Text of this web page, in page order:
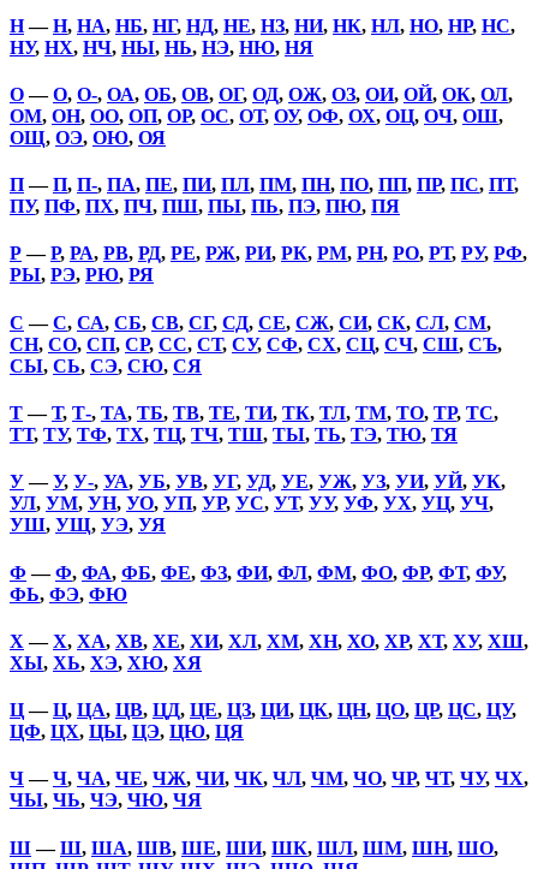
Н—Н, НА, НБ, НГ, НД, НЕ, НЗ, НИ, НК, НЛ, НО, НР, НС,
НУ, НХ, НЧ, НЫ, НЬ, НЭ, НЮ, НЯ
О—О, О-, ОА, ОБ, ОВ, ОГ, ОД, ОЖ, ОЗ, ОИ, ОЙ, ОК, ОЛ,
ОМ, ОН, ОО, ОП, ОР, ОС, ОТ, ОУ, ОФ, ОХ, ОЦ, ОЧ, ОШ,
ОЩ, ОЭ, ОЮ, ОЯ
П—П, П-, ПА, ПЕ, ПИ, ПЛ, ПМ, ПН, ПО, ПП, ПР, ПС, ПТ,
ПУ, ПФ, ПХ, ПЧ, ПШ, ПЫ, ПЬ, ПЭ, ПЮ, ПЯ
Р—Р, РА, РВ, РД, РЕ, РЖ, РИ, РК, РМ, РН, РО, РТ, РУ, РФ,
РЫ, РЭ, РЮ, РЯ
С —С, СА, СБ, СВ, СГ, СД, СЕ, СЖ, СИ, СК, СЛ, СМ,
СН, СО, СП, СР, СС, СТ, СУ, СФ, СХ, СЦ, СЧ, СШ, СЪ,
СЫ, СЬ, СЭ, СЮ, СЯ
Т—Т, Т-, ТА, ТБ, ТВ, ТЕ, ТИ, ТК, ТЛ, ТМ, ТО, ТР, ТС,
ТТ, ТУ, ТФ, ТХ, ТЦ, ТЧ, ТШ, ТЫ, ТЬ, ТЭ, ТЮ, ТЯ
У—У, У-, УА, УБ, УВ, УГ, УД, УЕ, УЖ, УЗ, УИ, УЙ, УК,
УЛ, УМ, УН, УО, УП, УР, УС, УТ, УУ, УФ, УХ, УЦ, УЧ,
УШ, УЩ, УЭ, УЯ
Ф —Ф, ФА, ФБ, ФЕ, ФЗ, ФИ, ФЛ, ФМ, ФО, ФР, ФТ, ФУ,
ФЬ, ФЭ, ФЮ
Х —Х, ХА, ХВ, ХЕ, ХИ, ХЛ, ХМ, ХН, ХО, ХР, ХТ, ХУ, ХШ,
ХЫ, ХЬ, ХЭ, ХЮ, ХЯ
Ц—Ц, ЦА, ЦВ, ЦД, ЦЕ, ЦЗ, ЦИ, ЦК, ЦН, ЦО, ЦР, ЦС, ЦУ,
ЦФ, ЦХ, ЦЫ, ЦЭ, ЦЮ, ЦЯ
Ч—Ч, ЧА, ЧЕ, ЧЖ, ЧИ, ЧК, ЧЛ, ЧМ, ЧО, ЧР, ЧТ, ЧУ, ЧХ,
ЧЫ, ЧЬ, ЧЭ, ЧЮ, ЧЯ
Ш—Ш, ША, ШВ, ШЕ, ШИ, ШК, ШЛ, ШМ, ШН, ШО,